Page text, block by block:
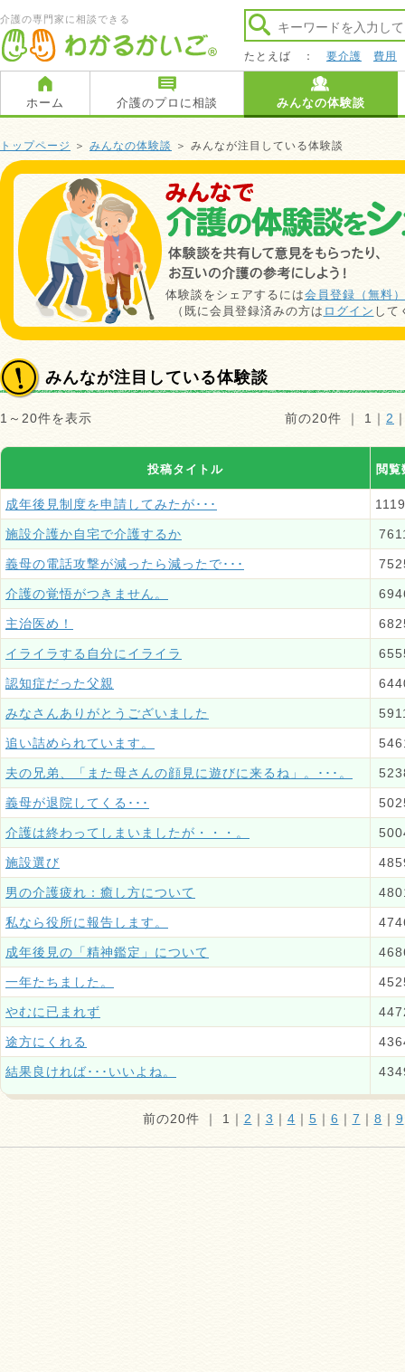
介護の専門家に相談できる
たとえば ： 要介護 費用
ホーム 介護のプロに相談 みんなの体験談
トップページ ＞ みんなの体験談 ＞ みんなが注目している体験談
体験談をシェアするには会員登録（無料）
（既に会員登録済みの方は ログイン して
みんなが注目している体験談
1～20件を表示 前の20件 ｜ 1 ｜ 2
投稿タイトル 閲覧
成年後見制度を申請してみたが･･･
施設介護か自宅で介護するか
義母の電話攻撃が減ったら減ったで･･･
介護の覚悟がつきません。
主治医め！
イライラする自分にイライラ
認知症だった父親
みなさんありがとうございました
追い詰められています。
夫の兄弟、「また母さんの顔見に遊びに来るね」。･･･。
義母が退院してくる･･･
介護は終わってしまいましたが・・・。
施設選び
男の介護疲れ：癒し方について
私なら役所に報告します。
成年後見の「精神鑑定」について
一年たちました。
やむに已まれず
途方にくれる
結果良ければ･･･いいよね。
前の20件 ｜ 1 ｜ 2 ｜ 3 ｜ 4 ｜ 5 ｜ 6 ｜ 7 ｜ 8 ｜ 9